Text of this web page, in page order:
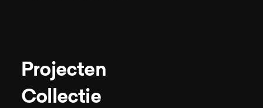
Projecten
Collectie